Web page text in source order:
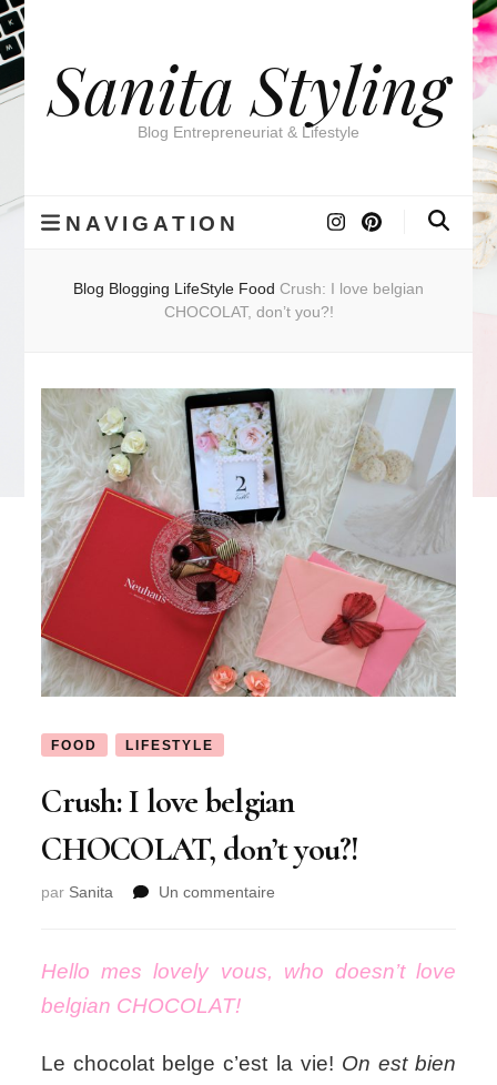
Sanita Styling
Blog Entrepreneuriat & Lifestyle
NAVIGATION
Blog Blogging LifeStyle Food Crush: I love belgian
CHOCOLAT, don’t you?!
FOOD LIFESTYLE
Crush: I love belgian
CHOCOLAT, don’t you?!
par Sanita Un commentaire
love
belgian
you?!
Hello mes lovely vous, who doesn’t love
belgian CHOCOLAT!
Le chocolat belge c’est la vie! On est bien